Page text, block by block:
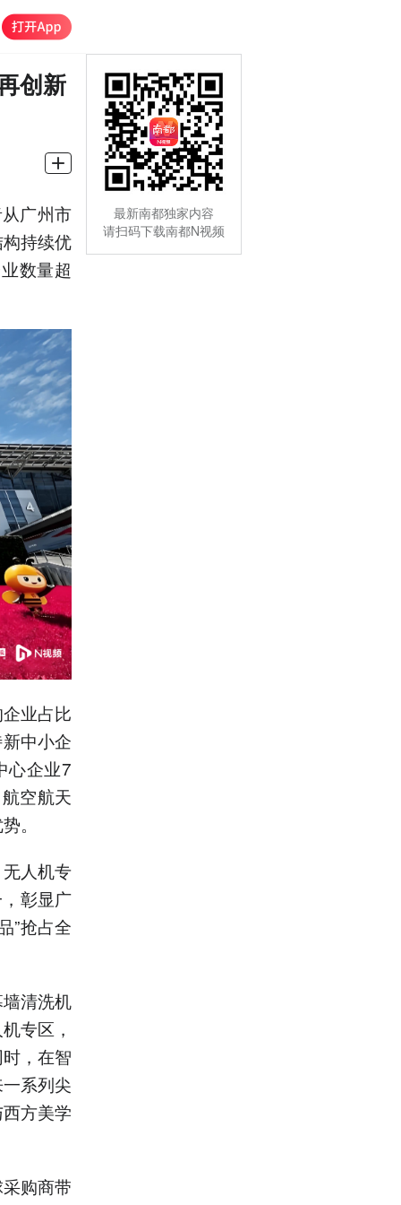
创新
广州市
持续优
数量超
业占比
中小企
心企业7
空航天
。
人机专
彰显广
”抢占全
清洗机
专区，
，在智
系列尖
方美学
购商带
最新南都独家内容
请扫码下载南都N视频